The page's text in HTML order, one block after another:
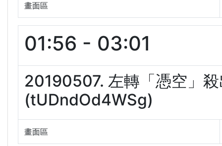
畫面區
01:56 - 03:01
20190507. 左轉「憑空」
(tUDndOd4WSg)
畫面區